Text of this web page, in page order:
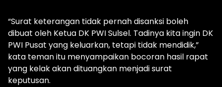
“Surat keterangan tidak pernah disanksi boleh
dibuat oleh Ketua DK PWI Sulsel. Tadinya kita ingin DK
PWI Pusat yang keluarkan, tetapi tidak mendidik,”
kata teman itu menyampaikan bocoran hasil rapat
yang kelak akan dituangkan menjadi surat
keputusan.